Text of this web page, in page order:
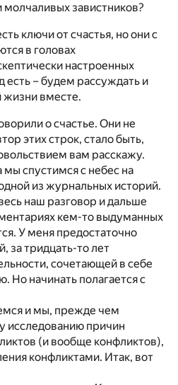
завистников?
ключи от счастья, но они с
в головах
настроенных
есть – будем рассуждать и
жизни вместе.
о счастье. Они не
этих строк, стало быть,
вам расскажу.
спустимся с небес на
из журнальных историй.
наш разговор и дальше
кем-то выдуманных
У меня предостаточно
за тридцать-то лет
сочетающей в себе
Но начинать полагается с
и мы, прежде чем
исследованию причин
(и вообще конфликтов),
конфликтами. Итак, вот